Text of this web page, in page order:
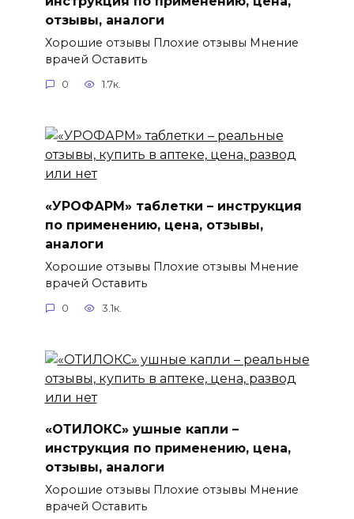
отзывы, аналоги
Хорошие отзывы Плохие отзывы Мнение
врачей Оставить
0 1.7к.
«УРОФАРМ» таблетки – инструкция
по применению, цена, отзывы,
аналоги
Хорошие отзывы Плохие отзывы Мнение
врачей Оставить
0 3.1к.
«ОТИЛОКС» ушные капли –
инструкция по применению, цена,
отзывы, аналоги
Хорошие отзывы Плохие отзывы Мнение
врачей Оставить